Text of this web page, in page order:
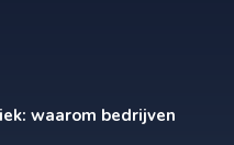
waarom bedrijven